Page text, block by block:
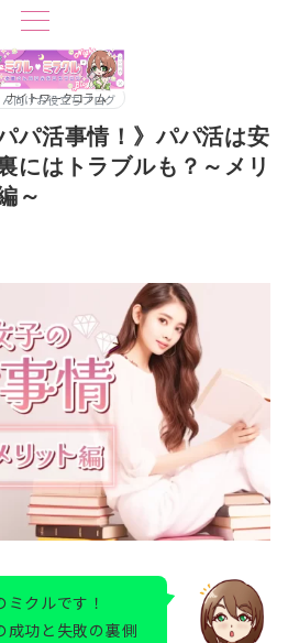
向けお役立ちブログ
ナイトワークコラム
パ活事情！》パパ活は安
にはトラブルも？～メリ
～
クルです！
成功と失敗の裏側